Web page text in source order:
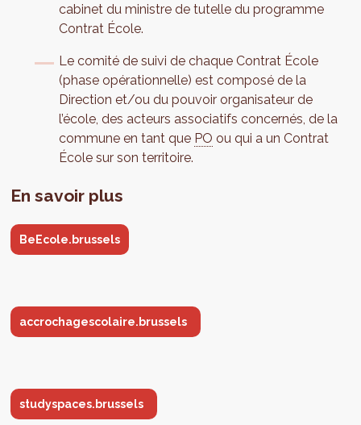
cabinet du ministre de tutelle du programme
Contrat École.
Le comité de suivi de chaque Contrat École
(phase opérationnelle) est composé de la
Direction et/ou du pouvoir organisateur de
l’école, des acteurs associatifs concernés, de la
commune en tant que PO ou qui a un Contrat
École sur son territoire.
En savoir plus
BeEcole.brussels
accrochagescolaire.brussels
studyspaces.brussels